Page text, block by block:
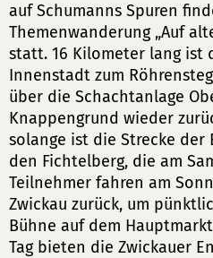
auf Schumanns Spuren
Themenwanderung „Auf
statt. 16 Kilometer lang ist
Innenstadt zum
über die Schachtanlage
Knappengrund wieder
solange ist die Strecke der
den Fichtelberg, die am
Teilnehmer fahren am
Zwickau zurück, um
Bühne auf dem
Tag bieten die Zwickauer